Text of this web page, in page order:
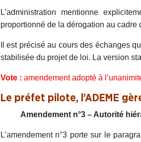
L’administration mentionne
proportionné de la dérogation au cadre
Il est précisé au cours des échanges
stabilisée du projet de loi. La version
Vote : amendement adopté à
Le préfet pilote, l’ADEME
Amendement n°3 – Autorité
L’amendement n°3 porte sur le